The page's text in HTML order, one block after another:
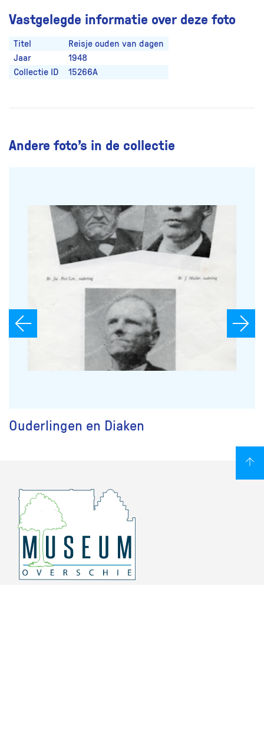
Vastgelegde informatie over deze foto
Titel
Reisje ouden van dagen
Jaar
1948
Collectie ID
15266A
Andere foto’s in de collectie
Ouderlingen en Diaken